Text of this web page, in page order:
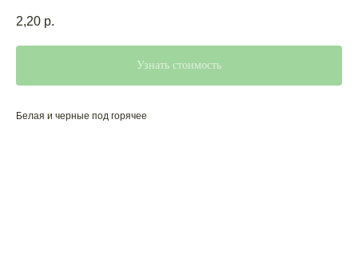
2,20 р.
Узнать стоимость
Белая и черные под горячее